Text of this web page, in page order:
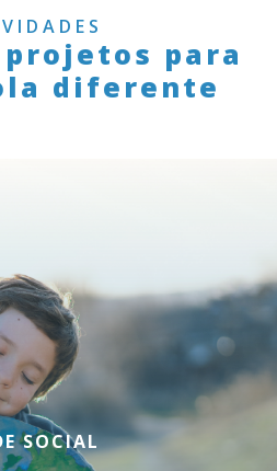
projetos para
diferente
SOCIAL